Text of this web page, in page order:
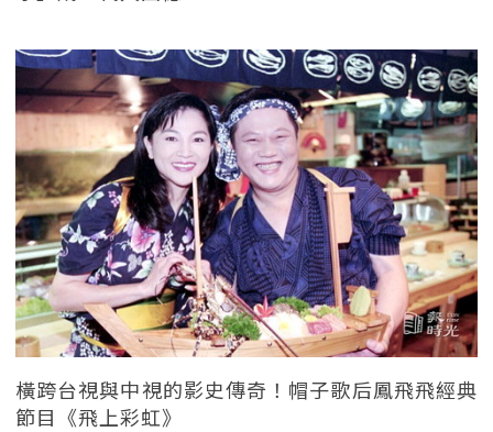
橫跨台視與中視的影史傳奇！帽子歌后鳳飛飛經典
節目《飛上彩虹》